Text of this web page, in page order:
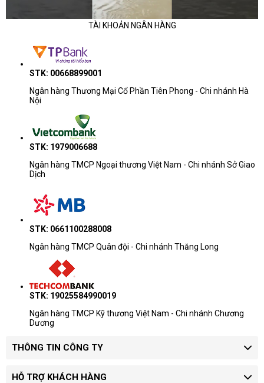
TÀI KHOẢN NGÂN HÀNG
STK: 00668899001
Ngân hàng Thương Mại Cổ Phần Tiên Phong - Chi nhánh Hà
Nội
STK: 1979006688
Ngân hàng TMCP Ngoại thương Việt Nam - Chi nhánh Sở Giao
Dịch
STK: 0661100288008
Ngân hàng TMCP Quân đội - Chi nhánh Thăng Long
STK: 19025584990019
Ngân hàng TMCP Kỹ thương Việt Nam - Chi nhánh Chương
Dương
THÔNG TIN CÔNG TY
HỖ TRỢ KHÁCH HÀNG